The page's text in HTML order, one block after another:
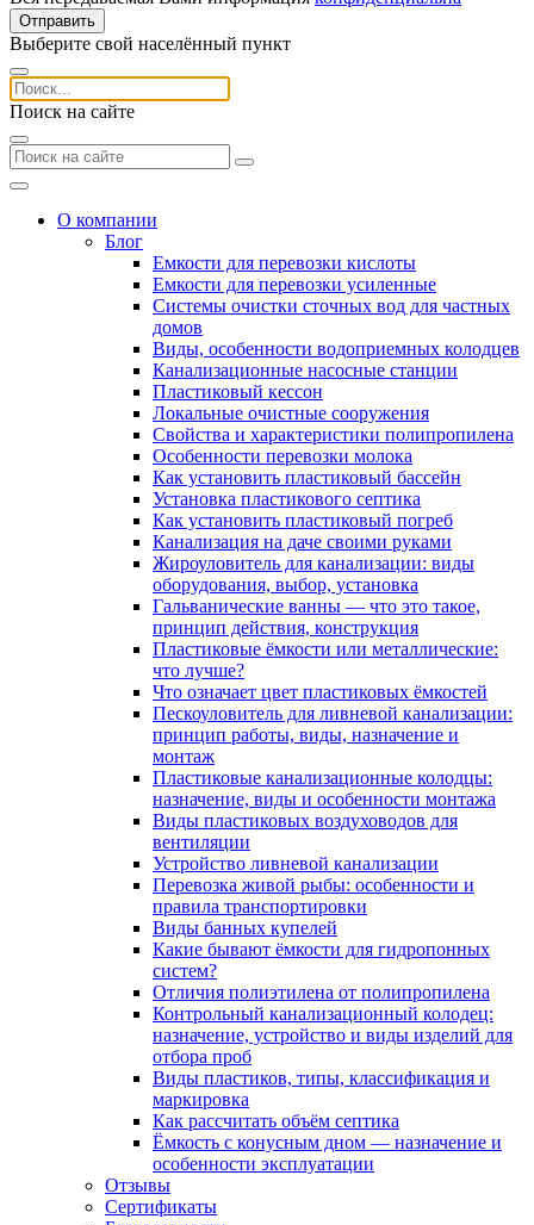
Отправить
Выберите свой населённый пункт
Поиск на сайте
О компании
Блог
Емкости для перевозки кислоты
Емкости для перевозки усиленные
Системы очистки сточных вод для частных
домов
Виды, особенности водоприемных колодцев
Канализационные насосные станции
Пластиковый кессон
Локальные очистные сооружения
Свойства и характеристики полипропилена
Особенности перевозки молока
Как установить пластиковый бассейн
Установка пластикового септика
Как установить пластиковый погреб
Канализация на даче своими руками
Жироуловитель для канализации: виды
оборудования, выбор, установка
Гальванические ванны — что это такое,
принцип действия, конструкция
Пластиковые ёмкости или металлические:
что лучше?
Что означает цвет пластиковых ёмкостей
Пескоуловитель для ливневой канализации:
принцип работы, виды, назначение и
монтаж
Пластиковые канализационные колодцы:
назначение, виды и особенности монтажа
Виды пластиковых воздуховодов для
вентиляции
Устройство ливневой канализации
Перевозка живой рыбы: особенности и
правила транспортировки
Виды банных купелей
Какие бывают ёмкости для гидропонных
систем?
Отличия полиэтилена от полипропилена
Контрольный канализационный колодец:
назначение, устройство и виды изделий для
отбора проб
Виды пластиков, типы, классификация и
маркировка
Как рассчитать объём септика
Ёмкость с конусным дном — назначение и
особенности эксплуатации
Отзывы
Сертификаты